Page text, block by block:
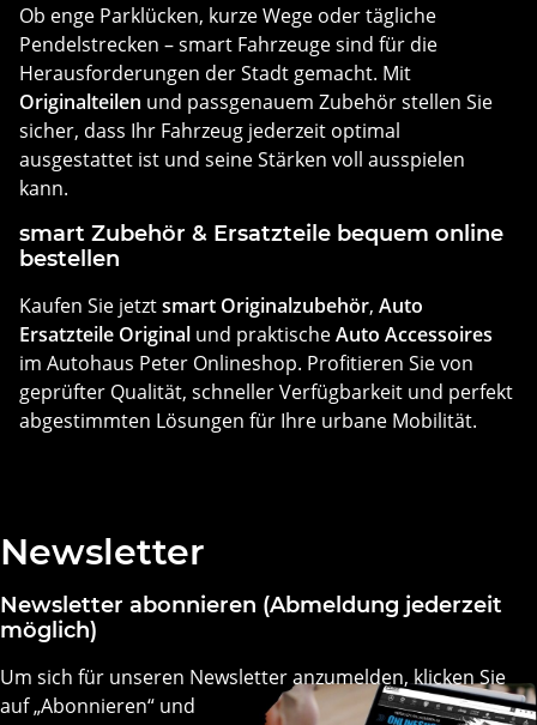
Ob enge Parklücken, kurze Wege oder tägliche
Pendelstrecken – smart Fahrzeuge sind für die
Herausforderungen der Stadt gemacht. Mit
Originalteilen und passgenauem Zubehör stellen Sie
sicher, dass Ihr Fahrzeug jederzeit optimal
ausgestattet ist und seine Stärken voll ausspielen
kann.
smart Zubehör & Ersatzteile bequem online
bestellen
Kaufen Sie jetztsmart Originalzubehör, Auto
Ersatzteile Original und praktischeAuto Accessoires
im Autohaus Peter Onlineshop. Profitieren Sie von
geprüfter Qualität, schneller Verfügbarkeit und perfekt
abgestimmten Lösungen für Ihre urbane Mobilität.
Newsletter
Newsletter abonnieren (Abmeldung jederzeit
möglich)
Um sich für unseren Newsletter anzumelden, klicken Sie
auf „Abonnieren“ und